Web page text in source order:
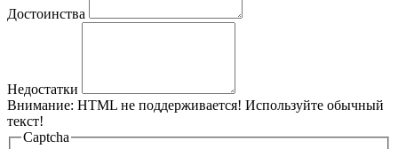
Достоинства
Недостатки
Внимание: HTML не поддерживается! Используйте обычный
текст!
Captcha